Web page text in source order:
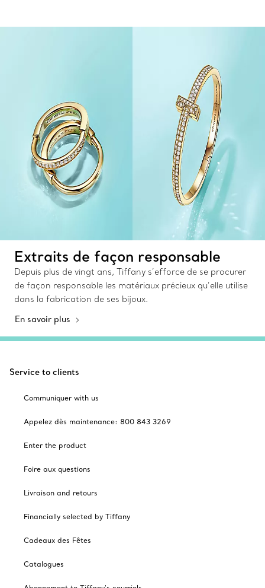
Extraits de façon responsable
Depuis plus de vingt ans, Tiffany s’efforce de se procurer
de façon responsable les matériaux précieux qu’elle utilise
dans la fabrication de ses bijoux.
En savoir plus
Service to clients
Communiquer with us
Appelez dès maintenance: 800 843 3269
Enter the product
Foire aux questions
Livraison and retours
Financially selected by Tiffany
Cadeaux des Fêtes
Catalogues